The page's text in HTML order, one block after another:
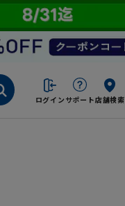
ログイン サポート店舗検索